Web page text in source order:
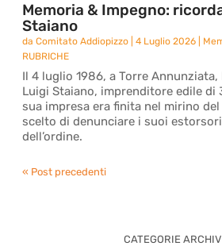
Memoria & Impegno:
Staiano
daComitato Addiopizzo |4 Luglio 2026
RUBRICHE
Il 4 luglio 1986, a Torre
Luigi Staiano, imprenditore edile di
sua impresa era finita nel mirino
scelto di denunciare i suoi
dell’ordine.
« Post precedenti
CATEGORIE